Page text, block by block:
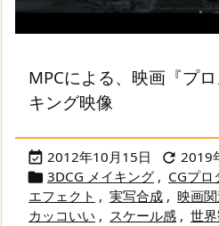
MPCによる、映画『プ
キング映像
 2012年10月15日  2019
 3DCG メイキング , CGプロ
エフェクト , 実写合成 , 映画
カッコいい , スケール感 , 世